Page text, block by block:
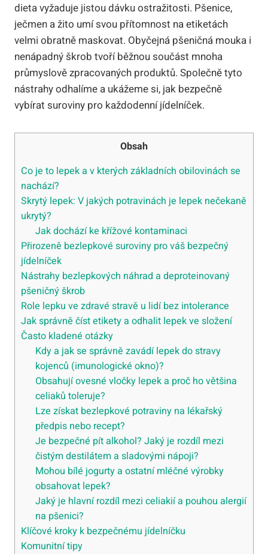
dieta vyžaduje jistou dávku ostražitosti. Pšenice,
ječmen a žito umí svou přítomnost na etiketách
velmi obratně maskovat. Obyčejná pšeničná mouka i
nenápadný škrob tvoří běžnou součást mnoha
průmyslově zpracovaných produktů. Společně tyto
nástrahy odhalíme a ukážeme si, jak bezpečně
vybírat suroviny pro každodenní jídelníček.
Obsah
Co je to lepek a v kterých základních obilovinách se
nachází?
Skrytý lepek: V jakých potravinách je lepek nečekaně
ukrytý?
Jak dochází ke křížové kontaminaci
Přirozeně bezlepkové suroviny pro váš bezpečný
jídelníček
Nástrahy bezlepkových náhrad a deproteinovaný
pšeničný škrob
Role lepku ve zdravé stravě u lidí bez intolerance
Jak správně číst etikety a odhalit lepek ve složení
Často kladené otázky
Kdy a jak se správně zavádí lepek do stravy
kojenců (imunologické okno)?
Obsahují ovesné vločky lepek a proč ho většina
celiaků toleruje?
Lze získat bezlepkové potraviny na lékařský
předpis nebo recept?
Je bezpečné pít alkohol? Jaký je rozdíl mezi
čistým destilátem a sladovými nápoji?
Mohou bílé jogurty a ostatní mléčné výrobky
obsahovat lepek?
Jaký je hlavní rozdíl mezi celiakií a pouhou alergií
na pšenici?
Klíčové kroky k bezpečnému jídelníčku
Komunitní tipy